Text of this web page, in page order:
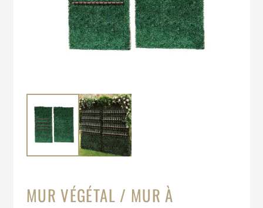
MUR VÉGÉTAL / MUR À